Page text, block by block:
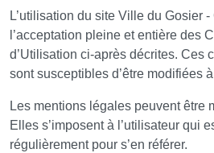
L’utilisation du site Ville du Gosier
l’acceptation pleine et entière des
d’Utilisation ci-après décrites. Ces
sont susceptibles d’être modifiées
Les mentions légales peuvent être
Elles s’imposent à l’utilisateur qui
régulièrement pour s’en référer.